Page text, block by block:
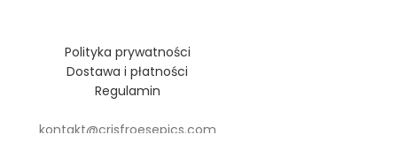
Polityka prywatności
Dostawa i płatności
Regulamin
kontakt@crisfroesepics.com